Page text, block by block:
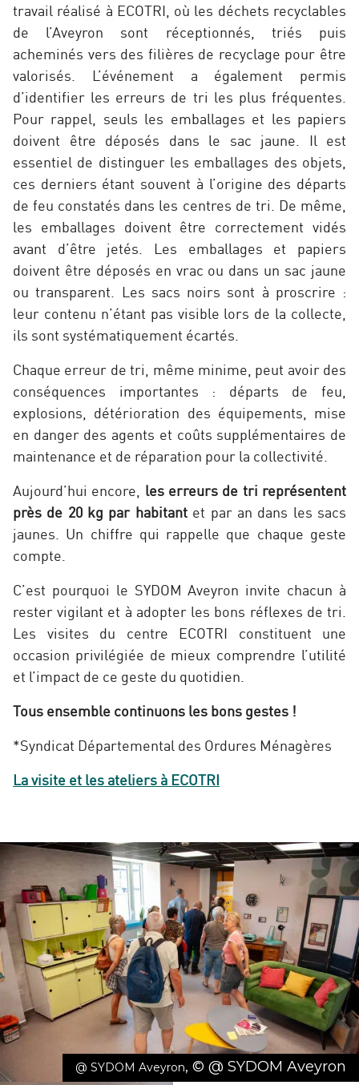
travail réalisé à ECOTRI, où les déchets recyclables
de l’Aveyron sont réceptionnés, triés puis
acheminés vers des filières de recyclage pour être
valorisés. L’événement a également permis
d’identifier les erreurs de tri les plus fréquentes.
Pour rappel, seuls les emballages et les papiers
doivent être déposés dans le sac jaune. Il est
essentiel de distinguer les emballages des objets,
ces derniers étant souvent à l’origine des départs
de feu constatés dans les centres de tri. De même,
les emballages doivent être correctement vidés
avant d’être jetés. Les emballages et papiers
doivent être déposés en vrac ou dans un sac jaune
ou transparent. Les sacs noirs sont à proscrire :
leur contenu n’étant pas visible lors de la collecte,
ils sont systématiquement écartés.
Chaque erreur de tri, même minime, peut avoir des
conséquences importantes : départs de feu,
explosions, détérioration des équipements, mise
en danger des agents et coûts supplémentaires de
maintenance et de réparation pour la collectivité.
Aujourd’hui encore, les erreurs de tri représentent
près de 20 kg par habitantet par an dans les sacs
jaunes. Un chiffre qui rappelle que chaque geste
compte.
C’est pourquoi le SYDOM Aveyron invite chacun à
rester vigilant et à adopter les bons réflexes de tri.
Les visites du centre ECOTRI constituent une
occasion privilégiée de mieux comprendre l’utilité
et l’impact de ce geste du quotidien.
Tous ensemble continuons les bons gestes !
*Syndicat Départemental des Ordures Ménagères
La visite et les ateliers à ECOTRI
@ SYDOM Aveyron, © @ SYDOM Aveyron